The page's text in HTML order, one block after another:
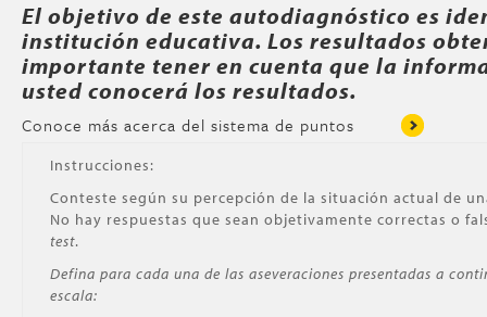
El objetivo de este autodiagnóstico es
institución educativa. Los resultados
importante tener en cuenta que la
usted conocerá los resultados.
Conoce más acerca del sistema de puntos
Instrucciones:
Conteste según su percepción de la situación actual de
No hay respuestas que sean objetivamente correctas o
test.
Defina para cada una de las aseveraciones presentadas a
escala: